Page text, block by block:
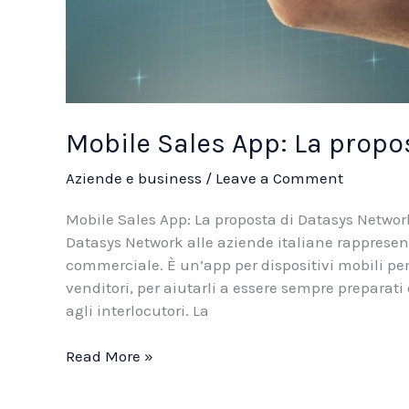
Mobile Sales App: La
Aziende e business / Leave a Comment
Mobile Sales App: La proposta di Datasys
Datasys Network alle aziende italiane
commerciale. È un’app per dispositivi mobili
venditori, per aiutarli a essere sempre
agli interlocutori. La
Mobile
Read More »